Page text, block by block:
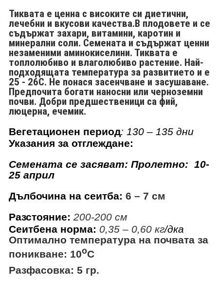
Тиквата е ценна с високите си диетични,
лечебни и вкусови качества.В плодовете и се
съдържат захари, витамини, каротин и
минерални соли. Семената и съдържат ценни
незаменими аминокиселини. Тиквата е
топлолюбиво и влаголюбиво растение. Най-
подходящата температура за развитието и е
25 - 26С. Не понася засенчване и засушаване.
Предпочита богати наносни или черноземни
почви. Добри предшественици са фий,
люцерна, ечемик.
Вегетационен период: 130 – 135 дни
Указания за отглеждане:
Семената се засяват: Пролетно: 10-
25 април
Дълбочина на сеитба: 6 – 7 см
Разстояние: 200-200 см
Сеитбена норма: 0,35 – 0,60 кг/дка
Оптимално температура на почвата за
поникване: 10оС
Разфасовка: 5 гр.